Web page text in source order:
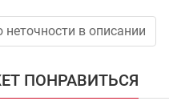
в описании
ПОНРАВИТЬСЯ